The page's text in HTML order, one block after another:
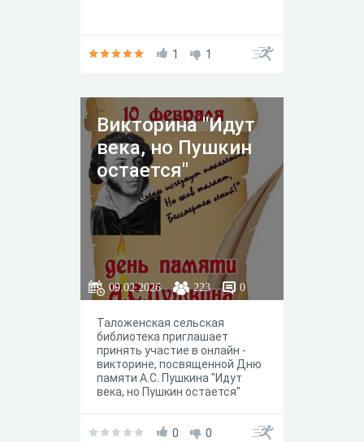
1 1
Викторина "Идут
века, но Пушкин
остается"
09.02.2026 223 0
Таложенская сельская
библиотека приглашает
принять участие в онлайн -
викторине, посвященной Дню
памяти А.С. Пушкина "Идут
века, но Пушкин остается"
0 0